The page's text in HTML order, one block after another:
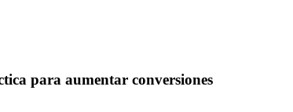
para aumentar conversiones